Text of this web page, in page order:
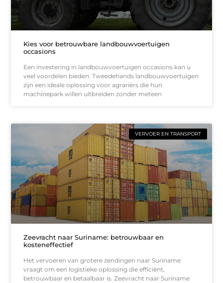
Kies voor betrouwbare landbouwvoertuigen
occasions
Een investering in landbouwvoertuigen occasions kan u
veel voordelen bieden. Tweedehands landbouwvoertuigen
zijn een ideale oplossing voor agrariërs die hun
machinepark willen uitbreiden zonder meteen
VERVOER EN TRANSPORT
Zeevracht naar Suriname: betrouwbaar en
kosteneffectief
Het vervoeren van grotere zendingen naar Suriname
vraagt om een logistieke oplossing die efficiënt,
betrouwbaar en betaalbaar is. Zeevracht naar Suriname